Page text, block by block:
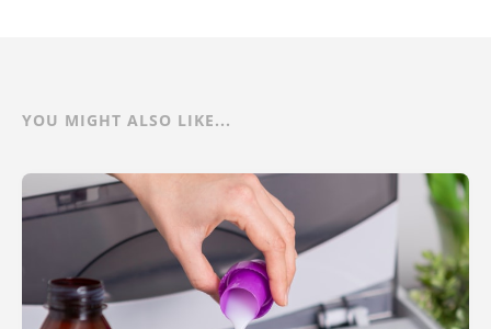
YOU MIGHT ALSO LIKE...